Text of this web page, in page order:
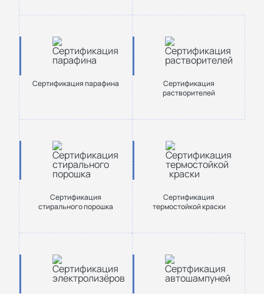
Сертификация парафина
Сертификация
растворителей
Сертификация
стирального порошка
Сертификация
термостойкой краски